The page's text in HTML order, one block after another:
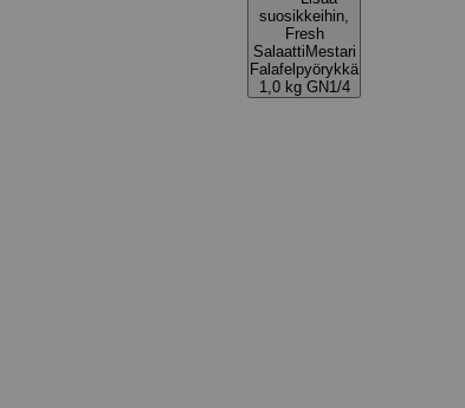
suosikkeihin,
Fresh
SalaattiMestari
Falafelpyörykkä
1,0 kg GN1/4